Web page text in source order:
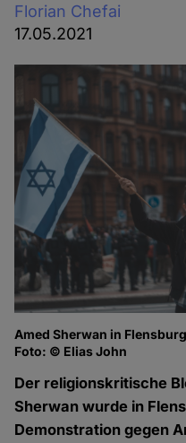
Florian Chefai
17.05.2021
Amed Sherwan in Flensburg
Foto: © Elias John
Der religionskritische
Sherwan wurde in
Demonstration gegen